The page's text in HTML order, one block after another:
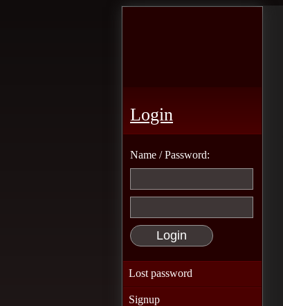
Login
Name / Password:
Lost password
Signup